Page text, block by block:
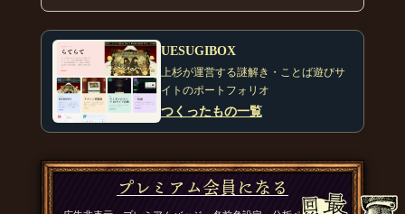
UESUGIBOX
上杉が運営する謎解き・ことば遊びサ
イトのポートフォリオ
つくったもの一覧
プレミアム会員になる